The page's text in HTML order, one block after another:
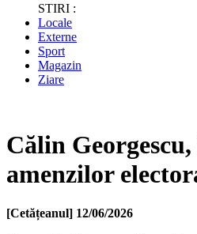
STIRI :
Locale
Externe
Sport
Magazin
Ziare
Călin
amenzilor
[Cetățeanul] 12/06/2026